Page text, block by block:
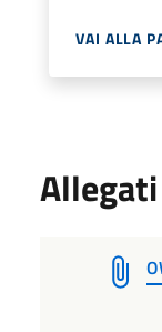
VAI ALLA
Allegati